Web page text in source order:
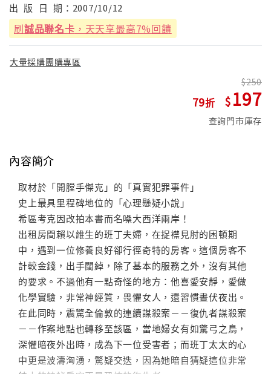
出 版 日 期： 2007/10/12
刷誠品聯名卡 ，天天享最高7%回饋
大量採購團購專區
79
250
197
查詢門市庫存
內容簡介
取材於「開膛手傑克」的「真實犯罪事件」
史上最具里程碑地位的「心理懸疑小說」
希區考克因改拍本書而名噪大西洋兩岸！
出租房間賴以維生的班丁夫婦，在捉襟見肘的困頓期
中，遇到一位修養良好卻行徑奇特的房客。這個房客不
計較金錢，出手闊綽，除了基本的服務之外，沒有其他
的要求。不過他有一點奇怪的地方：他喜愛安靜，愛做
化學實驗，非常神經質，畏懼女人，還習慣晝伏夜出。
在此同時，震驚全倫敦的連續謀殺案－－復仇者謀殺案
－－作案地點也轉移至該區，當地婦女有如驚弓之鳥，
深懼暗夜外出時，成為下一位受害者；而班丁太太的心
中更是波濤洶湧，驚疑交迭，因為她暗自猜疑這位非常